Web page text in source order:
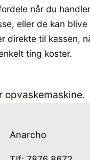
når du
eller de kan
direkte til kassen,
ting koster.
opvaskemaskine.
Anarcho